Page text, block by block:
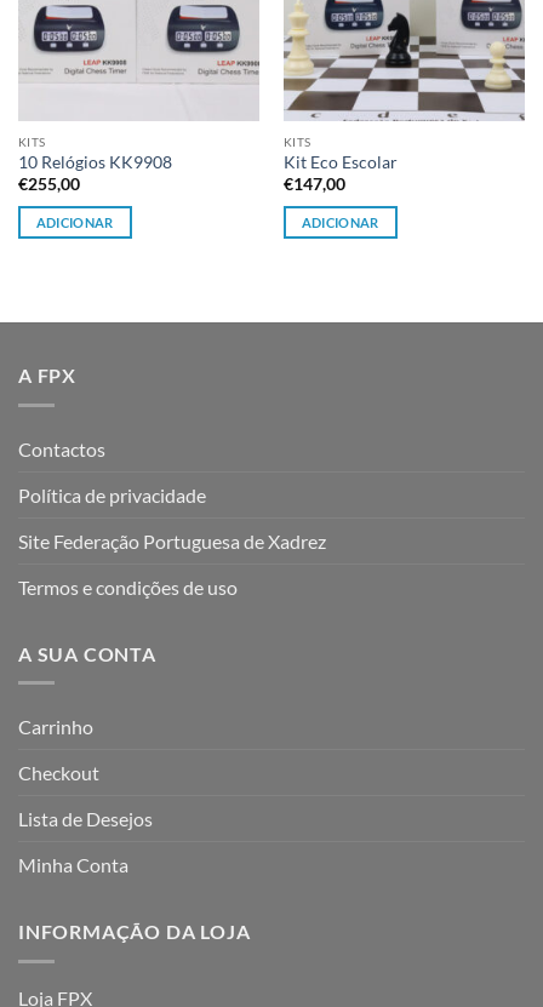
KITS
10 Relógios KK9908
€255,00
ADICIONAR
KITS
Kit Eco Escolar
€147,00
ADICIONAR
A FPX
Contactos
Política de privacidade
Site Federação Portuguesa de Xadrez
Termos e condições de uso
A SUA CONTA
Carrinho
Checkout
Lista de Desejos
Minha Conta
INFORMAÇÃO DA LOJA
Loja FPX